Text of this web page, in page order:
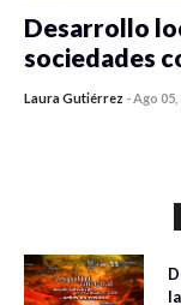
Desarrollo
sociedades
Laura Gutiérrez -Ago 05,